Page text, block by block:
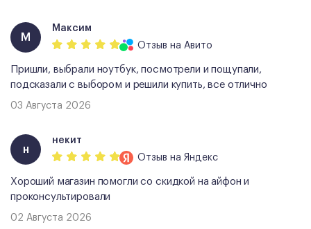
М
Максим
Отзыв на Авито
Пришли, выбрали ноутбук, посмотрели и пощупали,
подсказали с выбором и решили купить, все отлично
03 Августа 2026
н
некит
Отзыв на Яндекс
Хороший магазин помогли со скидкой на айфон и
проконсультировали
02 Августа 2026